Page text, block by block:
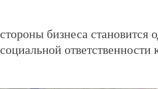
бизнеса становится
ответственности